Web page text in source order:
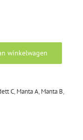
winkelwagen
C, Manta A, Manta B,